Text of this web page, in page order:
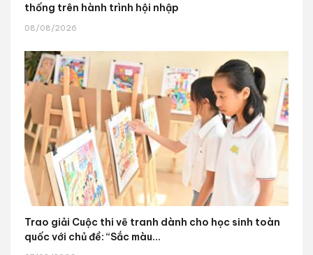
thống trên hành trình hội nhập
08/08/2026
Trao giải Cuộc thi vẽ tranh dành cho học sinh toàn
quốc với chủ đề: “Sắc màu...